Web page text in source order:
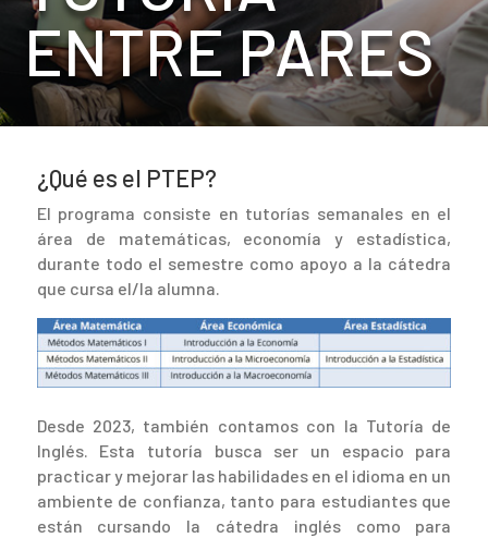
ENTRE PARES
¿Qué es el PTEP?
El programa consiste en tutorías semanales en el
área de matemáticas, economía y estadística,
durante todo el semestre como apoyo a la cátedra
que cursa el/la alumna.
Desde 2023, también contamos con la Tutoría de
Inglés. Esta tutoría busca ser un espacio para
practicar y mejorar las habilidades en el idioma en un
ambiente de confianza, tanto para estudiantes que
están cursando la cátedra inglés como para